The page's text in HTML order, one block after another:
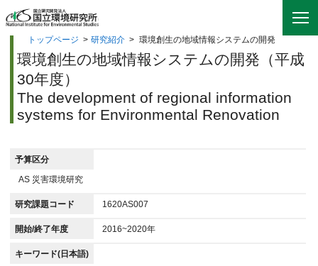
トップページ > 研究紹介 > 環境創生の地域情報システムの開発
環境創生の地域情報システムの開発（平成
30年度）
The development of regional information
systems for Environmental Renovation
予算区分
AS 災害環境研究
研究課題コード 1620AS007
開始/終了年度 2016~2020年
キーワード(日本語)